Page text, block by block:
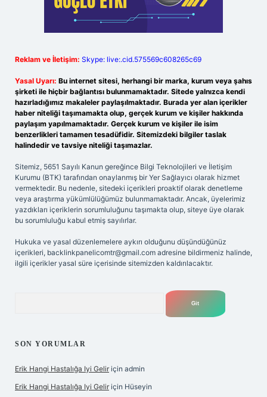
Reklam ve İletişim: Skype: live:.cid.575569c608265c69
Yasal Uyarı: Bu internet sitesi, herhangi bir marka, kurum veya şahıs
şirketi ile hiçbir bağlantısı bulunmamaktadır. Sitede yalnızca kendi
hazırladığımız makaleler paylaşılmaktadır. Burada yer alan içerikler
haber niteliği taşımamakta olup, gerçek kurum ve kişiler hakkında
paylaşım yapılmamaktadır. Gerçek kurum ve kişiler ile isim
benzerlikleri tamamen tesadüfidir. Sitemizdeki bilgiler taslak
halindedir ve tavsiye niteliği taşımazlar.
Sitemiz, 5651 Sayılı Kanun gereğince Bilgi Teknolojileri ve İletişim
Kurumu (BTK) tarafından onaylanmış bir Yer Sağlayıcı olarak hizmet
vermektedir. Bu nedenle, sitedeki içerikleri proaktif olarak denetleme
veya araştırma yükümlülüğümüz bulunmamaktadır. Ancak, üyelerimiz
yazdıkları içeriklerin sorumluluğunu taşımakta olup, siteye üye olarak
bu sorumluluğu kabul etmiş sayılırlar.
Hukuka ve yasal düzenlemelere aykırı olduğunu düşündüğünüz
içerikleri, backlinkpanelicomtr@gmail.com adresine bildirmeniz halinde,
ilgili içerikler yasal süre içerisinde sitemizden kaldırılacaktır.
SON YORUMLAR
Erik Hangi Hastalığa Iyi Gelir için admin
Erik Hangi Hastalığa Iyi Gelir için Hüseyin